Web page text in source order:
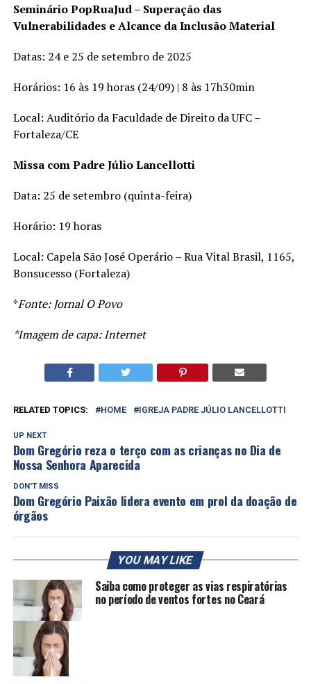
Seminário PopRuaJud – Superação das
Vulnerabilidades e Alcance da Inclusão Material
Datas: 24 e 25 de setembro de 2025
Horários: 16 às 19 horas (24/09) | 8 às 17h30min
Local: Auditório da Faculdade de Direito da UFC –
Fortaleza/CE
Missa com Padre Júlio Lancellotti
Data: 25 de setembro (quinta-feira)
Horário: 19 horas
Local: Capela São José Operário – Rua Vital Brasil, 1165,
Bonsucesso (Fortaleza)
*Fonte: Jornal O Povo
*Imagem de capa: Internet
RELATED TOPICS: HOME IGREJA PADRE JÚLIO LANCELLOTTI
UP NEXT
Dom Gregório reza o terço com as crianças no Dia de
Nossa Senhora Aparecida
DON'T MISS
Dom Gregório Paixão lidera evento em prol da doação de
órgãos
YOU MAY LIKE
Saiba como proteger as vias respiratórias
no período de ventos fortes no Ceará